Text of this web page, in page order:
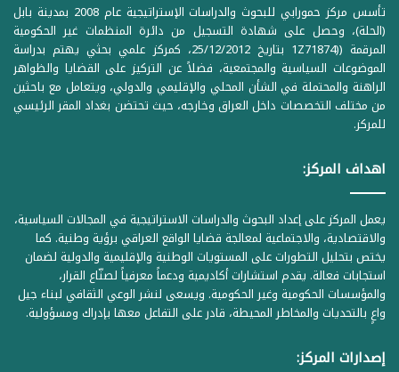
تأسس مركز حمورابي للبحوث والدراسات الإستراتيجية عام 2008 بمدينة بابل
(الحلة)، وحصل على شهادة التسجيل من دائرة المنظمات غير الحكومية
المرقمة ((1Z71874 بتاريخ 25/12/2012، كمركز علمي بحثي يهتم بدراسة
الموضوعات السياسية والمجتمعية، فضلاً عن التركيز على القضايا والظواهر
الراهنة والمحتملة في الشأن المحلي والإقليمي والدولي، ويتعامل مع باحثين
من مختلف التخصصات داخل العراق وخارجه، حيث تحتضن بغداد المقر الرئيسي
للمركز.
اهداف المركز:
يعمل المركز على إعداد البحوث والدراسات الاستراتيجية في المجالات السياسية،
والاقتصادية، والاجتماعية لمعالجة قضايا الواقع العراقي برؤية وطنية. كما
يختص بتحليل التطورات على المستويات الوطنية والإقليمية والدولية لضمان
استجابات فعالة. يقدم استشارات أكاديمية ودعماً معرفياً لصنّاع القرار،
والمؤسسات الحكومية وغير الحكومية. ويسعى لنشر الوعي الثقافي لبناء جيل
واعٍ بالتحديات والمخاطر المحيطة، قادر على التفاعل معها بإدراك ومسؤولية.
إصدارات المركز: